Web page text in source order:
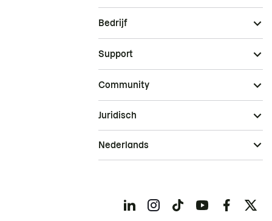
Bedrijf
Support
Community
Juridisch
Nederlands